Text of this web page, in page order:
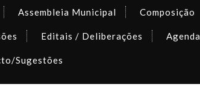
Assembleia Municipal Composição
Editais / Deliberações Agenda
Sugestões